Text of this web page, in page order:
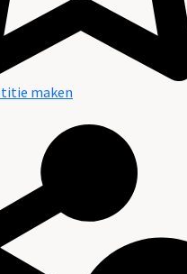
maken